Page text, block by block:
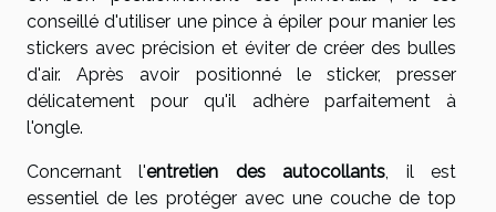
conseillé d'utiliser une pince à épiler pour manier les
stickers avec précision et éviter de créer des bulles
d'air. Après avoir positionné le sticker, presser
délicatement pour qu'il adhère parfaitement à
l'ongle.
Concernant l'entretien des autocollants , il est
essentiel de les protéger avec une couche de top